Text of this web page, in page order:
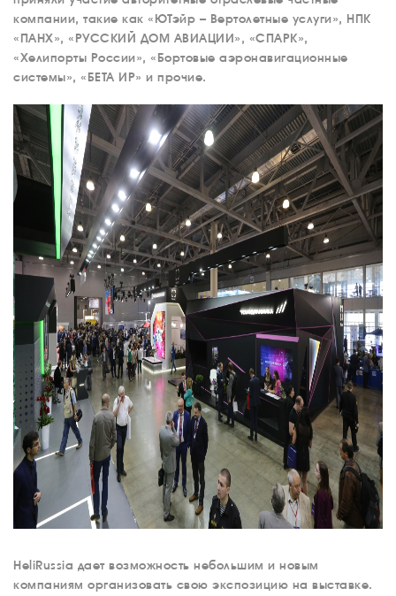
компании, такие как «ЮТэйр – Вертолетные услуги», НПК
«ПАНХ», «РУССКИЙ ДОМ АВИАЦИИ», «СПАРК»,
«Хелипорты России», «Бортовые аэронавигационные
системы», «БЕТА ИР» и прочие.
HeliRussia дает возможность небольшим и новым
компаниям организовать свою экспозицию на выставке.